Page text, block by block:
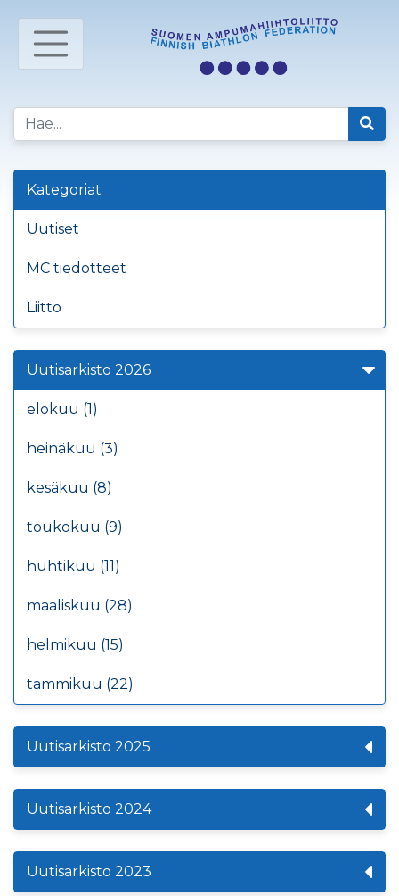
Kategoriat
Uutiset
MC tiedotteet
Liitto
Uutisarkisto 2026
elokuu (1)
heinäkuu (3)
kesäkuu (8)
toukokuu (9)
huhtikuu (11)
maaliskuu (28)
helmikuu (15)
tammikuu (22)
Uutisarkisto 2025
Uutisarkisto 2024
Uutisarkisto 2023